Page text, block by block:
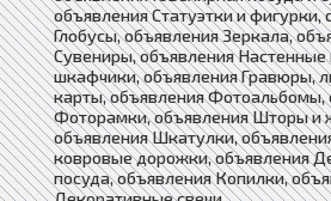
объявления Статуэтки и фигурки,
Глобусы, объявления Зеркала,
Сувениры, объявления
шкафчики, объявления Гравюры,
карты, объявления Фотоальбомы,
Фоторамки, объявления Шторы и
объявления Шкатулки,
ковровые дорожки, объявления
посуда, объявления Копилки,